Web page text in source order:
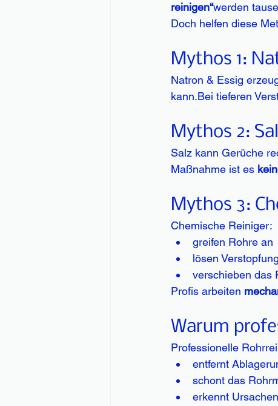
reinigen“werden
Doch helfen diese
Mythos 1:
Natron & Essig
kann.Bei tieferen
Mythos 2:
Salz kann Gerüche
Maßnahme ist es
Mythos 3:
Chemische Reiniger:
greifen Rohre an
lösen
verschieben das
Profis arbeiten
Warum
Professionelle
entfernt
schont das
erkennt